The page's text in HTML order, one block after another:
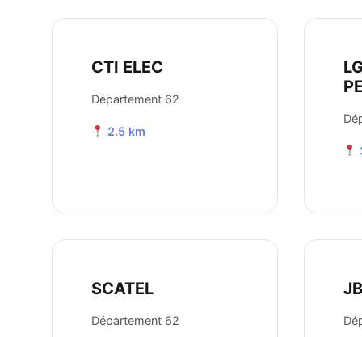
CTI ELEC
Département 62
2.5 km
SCATEL
Département 62